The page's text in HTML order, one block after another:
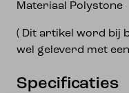
Materiaal Polystone
( Dit artikel word bij
wel geleverd met
Specificaties